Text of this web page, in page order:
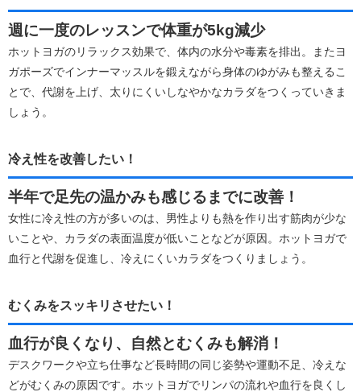
週に一度のレッスンで体重が5kg減少
ホットヨガのリラックス効果で、体内の水分や毒素を排出。またヨ
ガポーズでインナーマッスルを鍛えながら身体のゆがみも整えるこ
とで、代謝を上げ、太りにくいしなやかなカラダをつくっていきま
しょう。
冷え性を改善したい！
半年で足先の温かみも感じるまでに改善！
女性に冷え性の方が多いのは、男性よりも熱を作り出す筋肉が少な
いことや、カラダの表面温度が低いことなどが原因。ホットヨガで
血行と代謝を促進し、冷えにくいカラダをつくりましょう。
むくみをスッキリさせたい！
血行が良くなり、自然とむくみも解消！
デスクワークや立ち仕事など長時間の同じ姿勢や運動不足、冷えな
どがむくみの原因です。ホットヨガでリンパの流れや血行を良くし